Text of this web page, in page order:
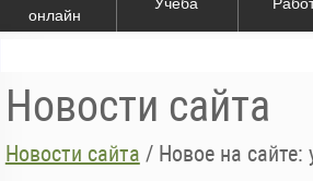
онлайн
Новости сайта
Новости сайта / Новое на сайте: